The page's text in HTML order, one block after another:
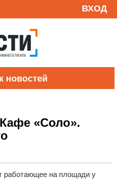
ВХОД
новостей
«Соло».
работающее на площади у